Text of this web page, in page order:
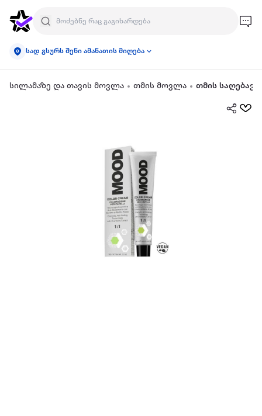
სად გსურს შენი ამანათის მიღება
სილამაზე და თავის მოვლა თმის მოვლა თმის საღებავი